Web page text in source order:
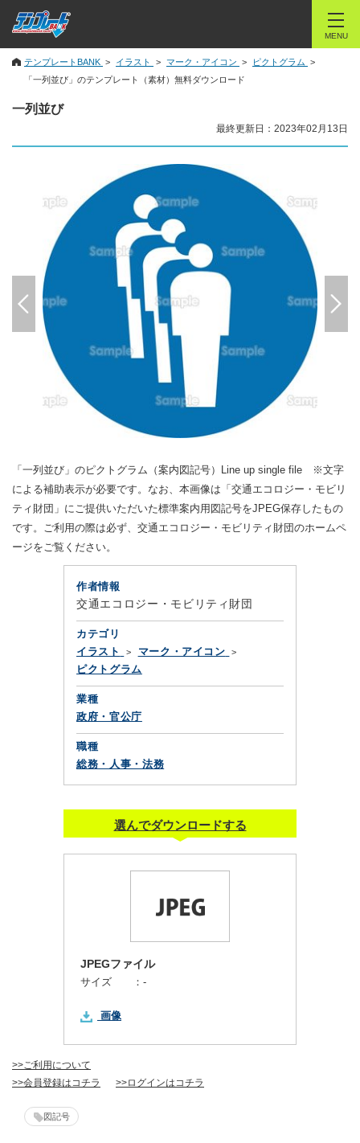
MENU
テンプレートBANK イラスト マーク・アイコン
ピクトグラム
「一列並び」のテンプレート（素材）無料ダウンロード
一列並び
最終更新日：2023年02月13日
「一列並び」のピクトグラム（案内図記号）Line up single file ※文字
による補助表示が必要です。なお、本画像は「交通エコロジー・モビリ
ティ財団」にご提供いただいた標準案内用図記号をJPEG保存したもの
です。ご利用の際は必ず、交通エコロジー・モビリティ財団のホームペ
ージをご覧ください。
作者情報
交通エコロジー・モビリティ財団
カテゴリ
イラスト
マーク・アイコン
ピクトグラム
業種
政府・官公庁
職種
総務・人事・法務
選んでダウンロードする
JPEGファイル
サイズ ： -
画像
>>ご利用について
>>会員登録はコチラ
>>ログインはコチラ
図記号